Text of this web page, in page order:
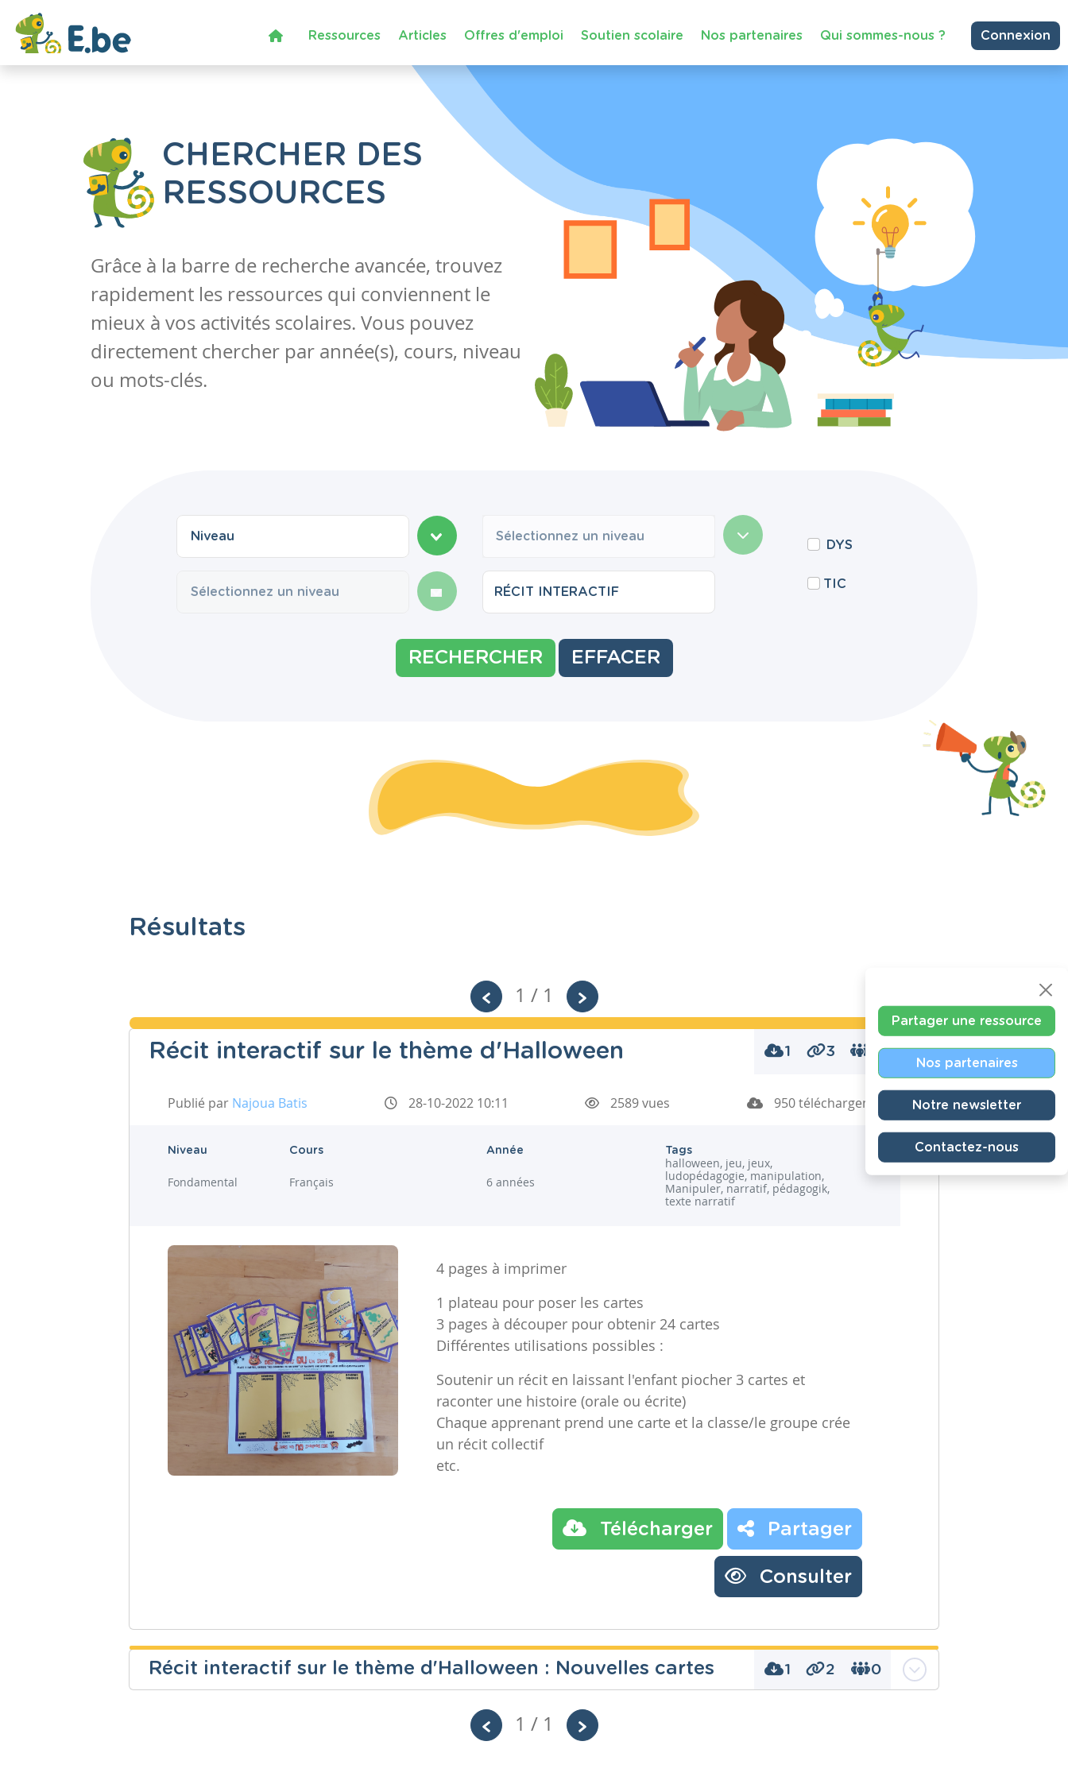
Ressources Articles Offres d'emploi Soutien scolaire Nos partenaires Qui sommes-nous ? Connexion
CHERCHER DES
RESSOURCES
Grâce à la barre de recherche avancée, trouvez
rapidement les ressources qui conviennent le
mieux à vos activités scolaires. Vous pouvez
directement chercher par année(s), cours, niveau
ou mots-clés.
Sélectionnez un niveau
DYS
TIC
RECHERCHER EFFACER
Résultats
1 / 1
Récit interactif sur le thème d'Halloween 1 3 0
Publié par Najoua Batis 28-10-2022 10:11 2589 vues 950 téléchargements
Niveau
Fondamental
Cours
Français
Année
6 années
Tags
halloween, jeu, jeux,
ludopédagogie, manipulation,
Manipuler, narratif, pédagogik,
texte narratif
4 pages à imprimer
1 plateau pour poser les cartes
3 pages à découper pour obtenir 24 cartes
Différentes utilisations possibles :
Soutenir un récit en laissant l'enfant piocher 3 cartes et
raconter une histoire (orale ou écrite)
Chaque apprenant prend une carte et la classe/le groupe crée
un récit collectif
etc.
Télécharger Partager
Consulter
Récit interactif sur le thème d'Halloween : Nouvelles cartes 1 2 0
1 / 1
Partager une ressource
Nos partenaires
Notre newsletter
Contactez-nous